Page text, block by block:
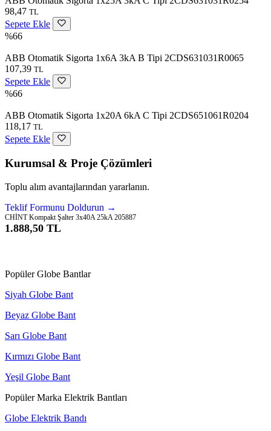
98,47 TL
Sepete Ekle
%66
ABB Otomatik Sigorta 1x6A 3kA B Tipi 2CDS631031R0065
107,39 TL
Sepete Ekle
%66
ABB Otomatik Sigorta 1x20A 6kA C Tipi 2CDS651061R0204
118,17 TL
Sepete Ekle
Kurumsal & Proje Çözümleri
Toplu alım avantajlarından yararlanın.
Teklif Formunu Doldurun →
CHİNT Kompakt Şalter 3x40A 25kA 205887
1.888,50 TL
Popüler Globe Bantlar
Siyah Globe Bant
Beyaz Globe Bant
Sarı Globe Bant
Kırmızı Globe Bant
Yeşil Globe Bant
Popüler Marka Elektrik Bantları
Globe Elektrik Bandı